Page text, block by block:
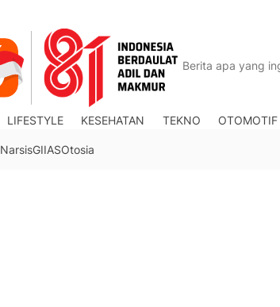
LIFESTYLE KESEHATAN TEKNO OTOMOTIF
NarsisGIIASOtosia